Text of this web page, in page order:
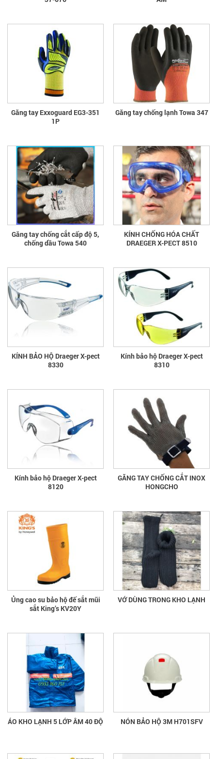
Găng tay Exxoguard EG3-351
1P
Găng tay chống lạnh Towa 347
Găng tay chống cắt cấp độ 5,
chống dầu Towa 540
KÍNH CHỐNG HÓA CHẤT
DRAEGER X-PECT 8510
KÍNH BẢO HỘ Draeger X-pect
8330
Kính bảo hộ Draeger X-pect
8310
Kính bảo hộ Draeger X-pect
8120
GĂNG TAY CHỐNG CẮT INOX
HONGCHO
Ủng cao su bảo hộ đế sắt mũi
sắt King’s KV20Y
VỚ DÙNG TRONG KHO LẠNH
ÁO KHO LẠNH 5 LỚP ÂM 40 ĐỘ NÓN BẢO HỘ 3M H701SFV